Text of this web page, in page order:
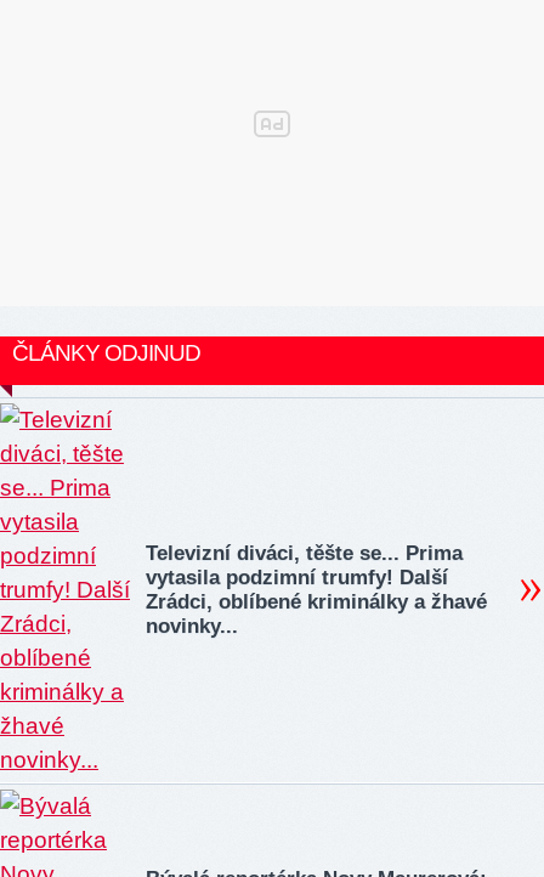
ČLÁNKY ODJINUD
Televizní diváci, těšte se... Prima
vytasila podzimní trumfy! Další
Zrádci, oblíbené kriminálky a žhavé
novinky...